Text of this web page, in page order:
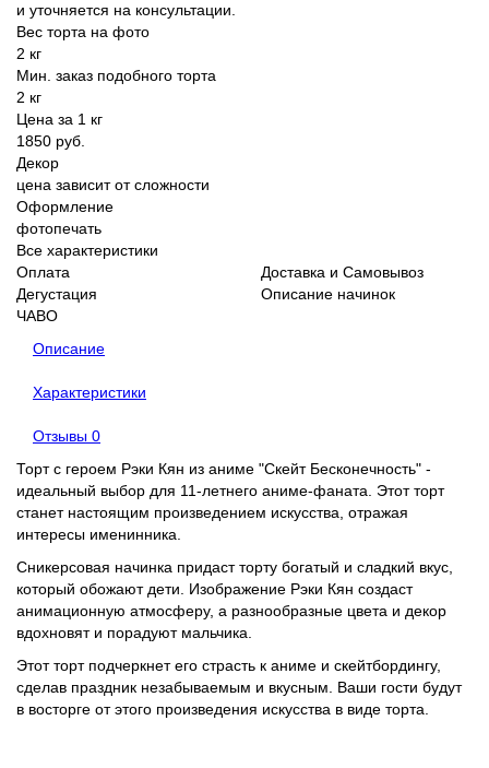
и уточняется на консультации.
Вес торта на фото
2 кг
Мин. заказ подобного торта
2 кг
Цена за 1 кг
1850 руб.
Декор
цена зависит от сложности
Оформление
фотопечать
Все характеристики
Оплата
Доставка и Самовывоз
Дегустация
Описание начинок
ЧАВО
Описание
Характеристики
Отзывы 0
Торт с героем Рэки Кян из аниме "Скейт Бесконечность" -
идеальный выбор для 11-летнего аниме-фаната. Этот торт
станет настоящим произведением искусства, отражая
интересы именинника.
Сникерсовая начинка придаст торту богатый и сладкий вкус,
который обожают дети. Изображение Рэки Кян создаст
анимационную атмосферу, а разнообразные цвета и декор
вдохновят и порадуют мальчика.
Этот торт подчеркнет его страсть к аниме и скейтбордингу,
сделав праздник незабываемым и вкусным. Ваши гости будут
в восторге от этого произведения искусства в виде торта.